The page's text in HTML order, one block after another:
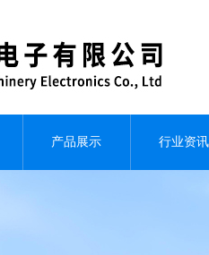
产品展示 行业资讯